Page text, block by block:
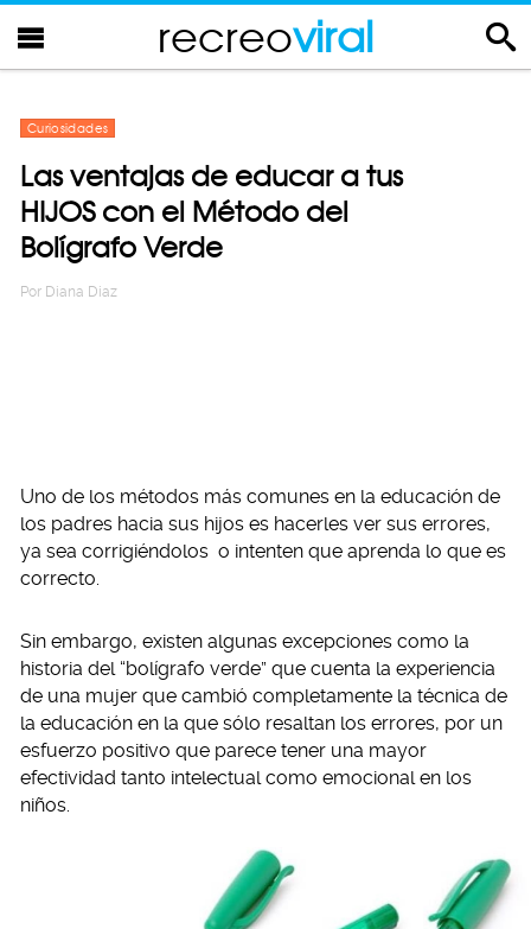
recreoviral
Curiosidades
Las ventajas de educar a tus
HIJOS con el Método del
Bolígrafo Verde
Por Diana Diaz
Uno de los métodos más comunes en la educación de
los padres hacia sus hijos es hacerles ver sus errores,
ya sea corrigiéndolos o intenten que aprenda lo que es
correcto.
Sin embargo, existen algunas excepciones como la
historia del “bolígrafo verde” que cuenta la experiencia
de una mujer que cambió completamente la técnica de
la educación en la que sólo resaltan los errores, por un
esfuerzo positivo que parece tener una mayor
efectividad tanto intelectual como emocional en los
niños.